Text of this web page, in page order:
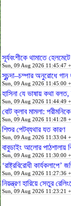
সূর্যবংশীকে থামাতে
Sun, 09 Aug 2026 11:45:47
সুচন্দা–চম্পার অনুরোধে
Sun, 09 Aug 2026 11:45:00
হাসিনা যে ভাষায় কথা
Sun, 09 Aug 2026 11:44:49
বোট ক্লাব মামলা:
Sun, 09 Aug 2026 11:41:28
শিশুর পেটব্যথার যত কারণ
Sun, 09 Aug 2026 11:33:04
বাবুডাইং আলোর পাঠশালায়
Sun, 09 Aug 2026 11:30:00
‘রাষ্ট্রবিরোধী
Sun, 09 Aug 2026 11:27:36
নিয়ন্ত্রণ হারিয়ে সেতুর
Sun, 09 Aug 2026 11:23:21